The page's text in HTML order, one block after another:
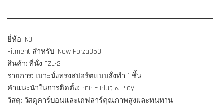
ยี่ห้อ: NOI
Fitment สำหรับ: New Forza350
สินค้า: ที่นั่ง FZL-2
รายการ: เบาะนั่งทรงสปอร์ตแบบสั่งทำ 1 ชิ้น
คำแนะนำในการติดตั้ง: PnP – Plug & Play
วัสดุ: วัสดุคาร์บอนและเคฟลาร์คุณภาพสูงและทนทาน